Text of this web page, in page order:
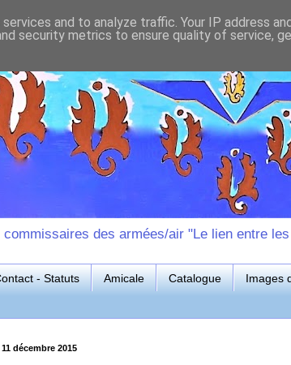
des armées/air "Le lien entre
- Statuts Amicale Catalogue Images
décembre 2015
and to analyze traffic. Your IP address
security metrics to ensure quality of service,